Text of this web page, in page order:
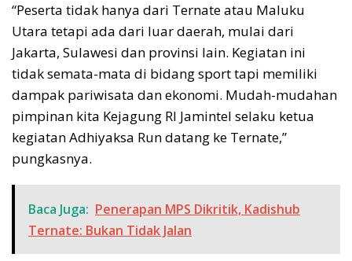
“Peserta tidak hanya dari Ternate atau Maluku
Utara tetapi ada dari luar daerah, mulai dari
Jakarta, Sulawesi dan provinsi lain. Kegiatan ini
tidak semata-mata di bidang sport tapi memiliki
dampak pariwisata dan ekonomi. Mudah-mudahan
pimpinan kita Kejagung RI Jamintel selaku ketua
kegiatan Adhiyaksa Run datang ke Ternate,”
pungkasnya.
Baca Juga: Penerapan MPS Dikritik, Kadishub
Ternate: Bukan Tidak Jalan